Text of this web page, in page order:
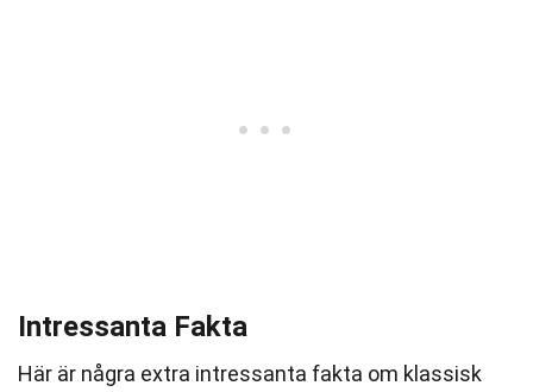
Intressanta Fakta
Här är några extra intressanta fakta om klassisk